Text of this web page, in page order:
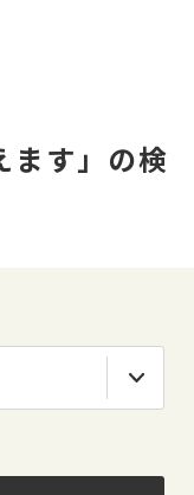
ます」の検